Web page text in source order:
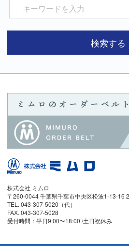
株式会社 ミムロ
〒260-0044 千葉県千葉市中央区松波1-13-16
TEL. 043-307-5020（代）
FAX. 043-307-5028
受付時間：平日9:00〜18:00 /土日祝休み